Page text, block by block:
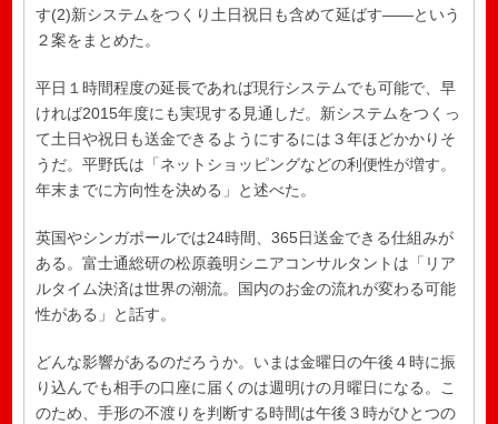
す(2)新システムをつくり土日祝日も含めて延ばす――という
２案をまとめた。
平日１時間程度の延長であれば現行システムでも可能で、早
ければ2015年度にも実現する見通しだ。新システムをつくっ
て土日や祝日も送金できるようにするには３年ほどかかりそ
うだ。平野氏は「ネットショッピングなどの利便性が増す。
年末までに方向性を決める」と述べた。
英国やシンガポールでは24時間、365日送金できる仕組みが
ある。富士通総研の松原義明シニアコンサルタントは「リア
ルタイム決済は世界の潮流。国内のお金の流れが変わる可能
性がある」と話す。
どんな影響があるのだろうか。いまは金曜日の午後４時に振
り込んでも相手の口座に届くのは週明けの月曜日になる。こ
のため、手形の不渡りを判断する時間は午後３時がひとつの